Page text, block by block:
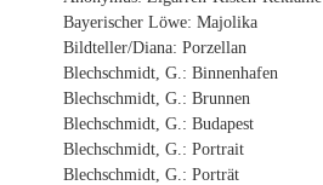
Bayerischer Löwe: Majolika
Bildteller/Diana: Porzellan
Blechschmidt, G.: Binnenhafen
Blechschmidt, G.: Brunnen
Blechschmidt, G.: Budapest
Blechschmidt, G.: Portrait
Blechschmidt, G.: Porträt